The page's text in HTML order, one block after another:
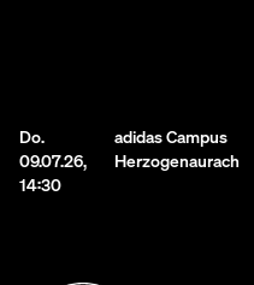
Do.
09.07.26,
14:30
adidas Campus
Herzogenaurach